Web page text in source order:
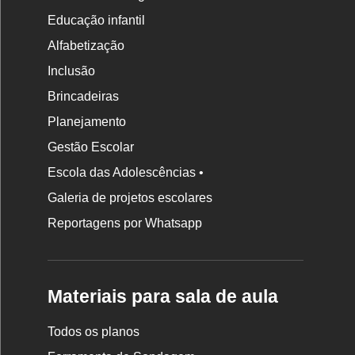
Educação infantil
Alfabetização
Inclusão
Brincadeiras
Planejamento
Gestão Escolar
Escola das Adolescências •
Galeria de projetos escolares
Reportagens por Whatsapp
Materiais para sala de aula
Todos os planos